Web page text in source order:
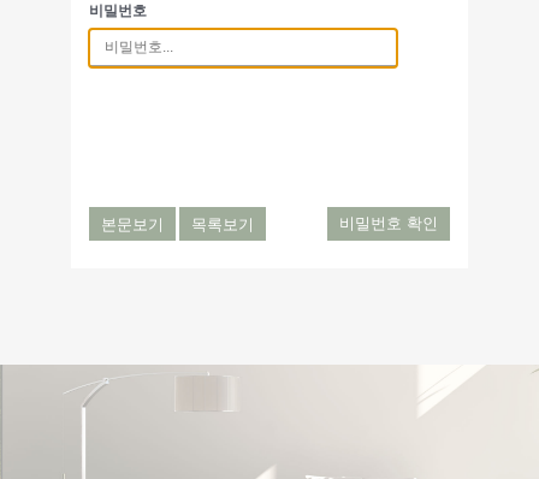
비밀번호
본문보기 목록보기 비밀번호 확인